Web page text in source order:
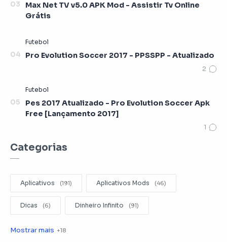
Max Net TV v5.0 APK Mod - Assistir Tv Online
Grátis
Pro Evolution Soccer 2017 - PPSSPP - Atualizado
Pes 2017 Atualizado - Pro Evolution Soccer Apk
Free [Lançamento 2017]
Categorias
Aplicativos Aplicativos Mods
Dicas Dinheiro Infinito
Editar Videos